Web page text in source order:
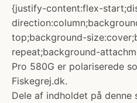
{justify-content:flex-
top;background-
repeat;background-
Pro 580G er polariserede
Fiskegrej.dk.
Dele af indholdet på